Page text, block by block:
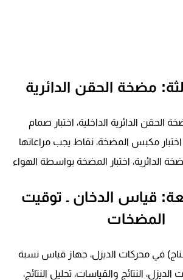
مضخة الحقن الدائرية
الدائرية الداخلية، اختبار صمام
اختبار مكبس المضخة، نقاط يجب مراعاتها
الدائرية، اختبار المضخة بواسطة الهواء
قياس الدخان ـ توقيت
المضخات
في محركات الديزل، جهاز قياس نسبة
النتائج والقياسات، تحليل النتائج،